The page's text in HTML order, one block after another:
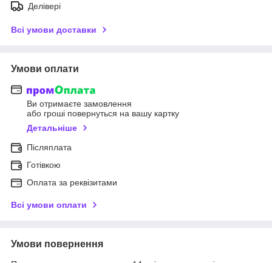
Делівері
Всі умови доставки
Умови оплати
Ви отримаєте замовлення
або гроші повернуться на вашу картку
Детальніше
Післяплата
Готівкою
Оплата за реквізитами
Всі умови оплати
Умови повернення